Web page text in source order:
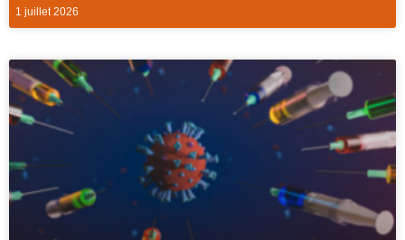
1 juillet 2026